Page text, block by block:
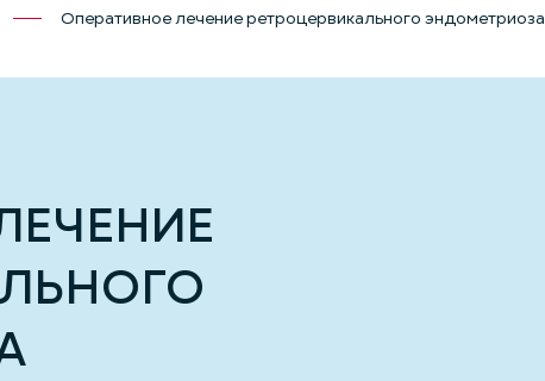
Оперативное лечение ретроцервикального эндометриоза